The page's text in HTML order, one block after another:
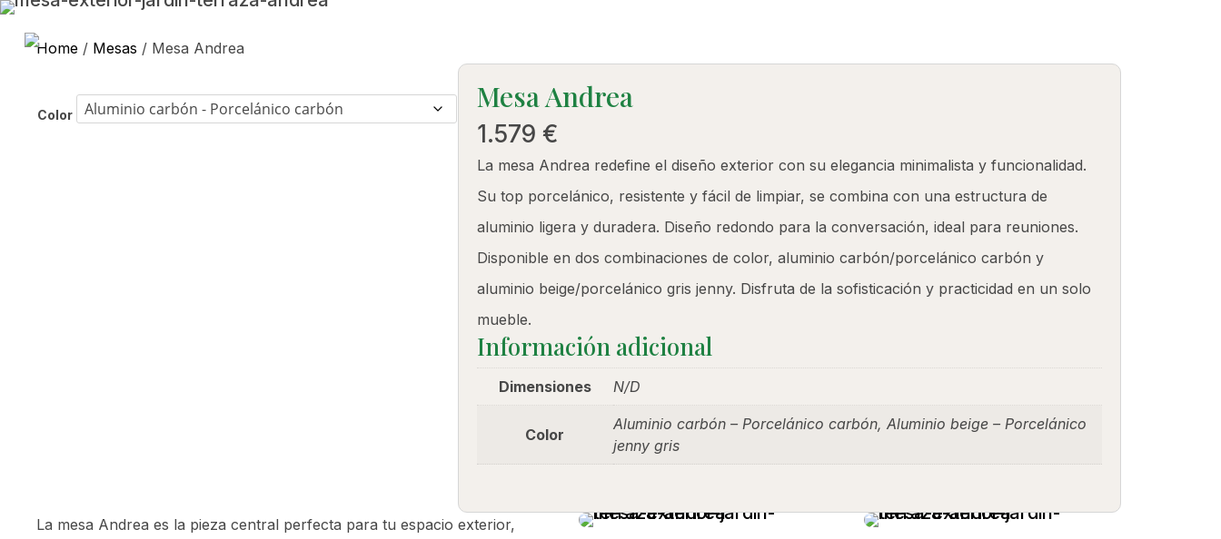
Home / Mesas / Mesa Andrea
Color
Mesa Andrea
1.579 €
La mesa Andrea redefine el diseño exterior con su elegancia minimalista y funcionalidad.
Su top porcelánico, resistente y fácil de limpiar, se combina con una estructura de
aluminio ligera y duradera. Diseño redondo para la conversación, ideal para reuniones.
Disponible en dos combinaciones de color, aluminio carbón/porcelánico carbón y
aluminio beige/porcelánico gris jenny. Disfruta de la sofisticación y practicidad en un solo
mueble.
Información adicional
Dimensiones N/D
Color
Aluminio carbón – Porcelánico carbón, Aluminio beige – Porcelánico
jenny gris
La mesa Andrea es la pieza central perfecta para tu espacio exterior,